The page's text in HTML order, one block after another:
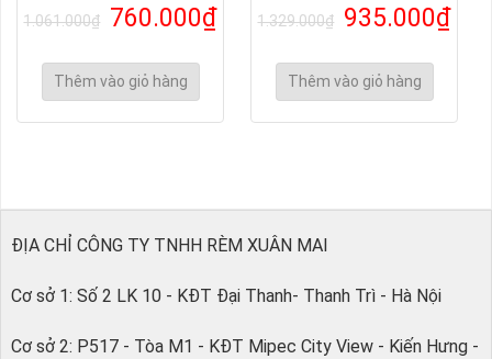
1.061.000₫ 760.000₫
Thêm vào giỏ hàng
1.329.000₫ 935.000₫
Thêm vào giỏ hàng
ĐỊA CHỈ CÔNG TY TNHH RÈM XUÂN MAI
Cơ sở 1: Số 2 LK 10 - KĐT Đại Thanh- Thanh Trì - Hà Nội
Cơ sở 2: P517 - Tòa M1 - KĐT Mipec City View - Kiến Hưng -